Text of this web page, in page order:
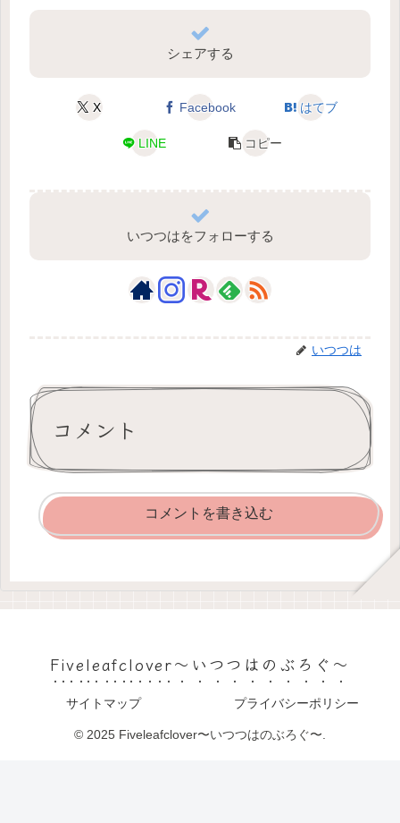
シェアする
X Facebook はてブ
LINE コピー
いつつはをフォローする
いつつは
コメント
コメントを書き込む
Fiveleafclover〜いつつはのぶろぐ〜
サイトマップ プライバシーポリシー
© 2025 Fiveleafclover〜いつつはのぶろぐ〜.